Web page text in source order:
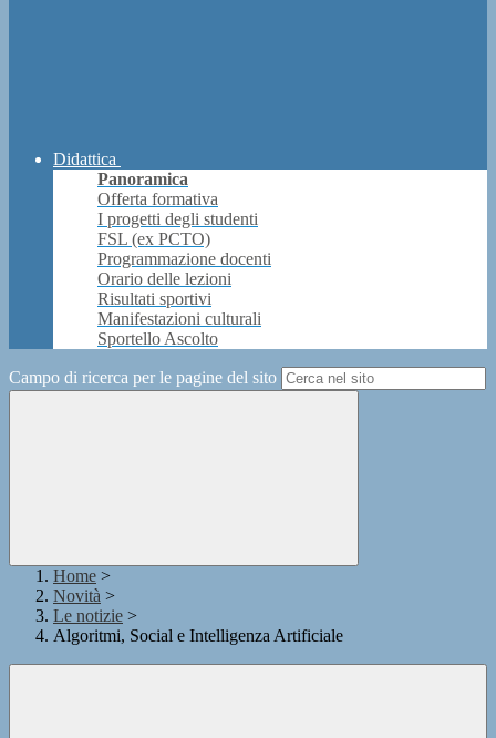
Didattica
Panoramica
Offerta formativa
I progetti degli studenti
FSL (ex PCTO)
Programmazione docenti
Orario delle lezioni
Risultati sportivi
Manifestazioni culturali
Sportello Ascolto
Campo di ricerca per le pagine del sito
Home >
Novità >
Le notizie >
Algoritmi, Social e Intelligenza Artificiale